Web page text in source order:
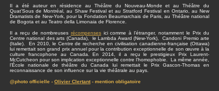
Il a été auteur en résidence au Théâtre du Nouveau-Monde et au Théâtre du
Quat’Sous de Montréal, au Shaw Festival et au Stratford Festival en Ontario, au New
Dramatists de New-York, pour la Fondation Beaumarchais de Paris, au Théâtre national
de Bogota et au Teatro della Limonaia de Florence.
Il a reçu de nombreuses récompensesici comme à l’étranger, notamment le Prix du
Centre national des arts (Canada), le Lambda Award (New-York), Candoni Premio arte
(Italie). En 2010, le Centre de recherche en civilisation canadienne-française (Ottawa)
lui remettait son grand prix annuel pour la contribution exceptionnelle de son œuvre à la
culture francophone au Canada. En 2014, il a reçu le prestigieux Prix Laurent-
McCutcheon pour son implication exceptionnelle contre l’homophobie. La même année,
l’École nationale de théâtre du Canada lui remettait le Prix Gascon-Thomas en
reconnaissance de son influence sur la vie théâtrale au pays.
@photo officielle - Olivier Clertant- mention obligatoire